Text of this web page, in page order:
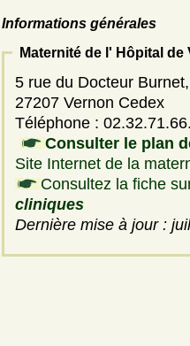
Informations générales
Maternité de l' Hôpital de
5 rue du Docteur
27207 Vernon Cedex
Téléphone :
Consulter le plan
Site Internet de la
Consultez la fiche
cliniques